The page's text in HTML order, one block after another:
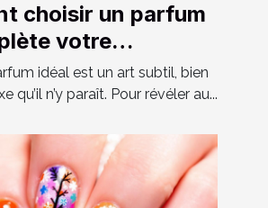
choisir un parfum
votre
idéal est un art subtil, bien
qu’il n’y paraît. Pour révéler au...